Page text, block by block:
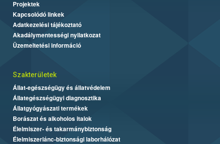
Projektek
Kapcsolódó linkek
Adatkezelési tájékoztató
Akadálymentességi nyilatkozat
Üzemeltetési információ
Szakterületek
Állat-egészségügy és állatvédelem
Állategészségügyi diagnosztika
Állatgyógyászati termékek
Borászat és alkoholos italok
Élelmiszer- és takarmánybiztonság
Élelmiszerlánc-biztonsági laborhálózat